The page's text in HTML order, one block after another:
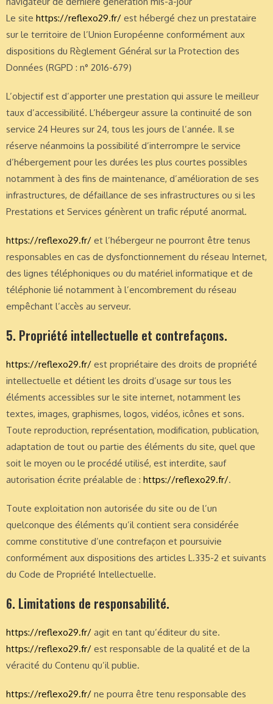
Le site https://reflexo29.fr/ est hébergé chez un prestataire
sur le territoire de l’Union Européenne conformément aux
dispositions du Règlement Général sur la Protection des
Données (RGPD : n° 2016-679)
L’objectif est d’apporter une prestation qui assure le meilleur
taux d’accessibilité. L’hébergeur assure la continuité de son
service 24 Heures sur 24, tous les jours de l’année. Il se
réserve néanmoins la possibilité d’interrompre le service
d’hébergement pour les durées les plus courtes possibles
notamment à des fins de maintenance, d’amélioration de ses
infrastructures, de défaillance de ses infrastructures ou si les
Prestations et Services génèrent un trafic réputé anormal.
https://reflexo29.fr/ et l’hébergeur ne pourront être tenus
responsables en cas de dysfonctionnement du réseau Internet,
des lignes téléphoniques ou du matériel informatique et de
téléphonie lié notamment à l’encombrement du réseau
empêchant l’accès au serveur.
5. Propriété intellectuelle et contrefaçons.
https://reflexo29.fr/ est propriétaire des droits de propriété
intellectuelle et détient les droits d’usage sur tous les
éléments accessibles sur le site internet, notamment les
textes, images, graphismes, logos, vidéos, icônes et sons.
Toute reproduction, représentation, modification, publication,
adaptation de tout ou partie des éléments du site, quel que
soit le moyen ou le procédé utilisé, est interdite, sauf
autorisation écrite préalable de : https://reflexo29.fr/.
Toute exploitation non autorisée du site ou de l’un
quelconque des éléments qu’il contient sera considérée
comme constitutive d’une contrefaçon et poursuivie
conformément aux dispositions des articles L.335-2 et suivants
du Code de Propriété Intellectuelle.
6. Limitations de responsabilité.
https://reflexo29.fr/ agit en tant qu’éditeur du site.
https://reflexo29.fr/ est responsable de la qualité et de la
véracité du Contenu qu’il publie.
https://reflexo29.fr/ ne pourra être tenu responsable des